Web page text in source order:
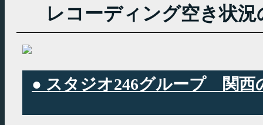
レコーディング空き状況
● スタジオ246グループ 関西